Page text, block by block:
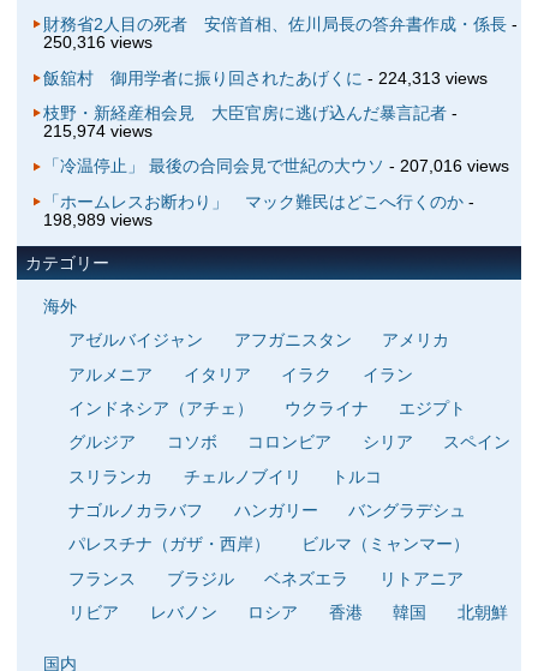
財務省2人目の死者 安倍首相、佐川局長の答弁書作成・係長-
250,316 views
飯舘村 御用学者に振り回されたあげくに - 224,313 views
枝野・新経産相会見 大臣官房に逃げ込んだ暴言記者-
215,974 views
「冷温停止」 最後の合同会見で世紀の大ウソ - 207,016 views
「ホームレスお断わり」 マック難民はどこへ行くのか-
198,989 views
カテゴリー
海外
アゼルバイジャン
アフガニスタン
アメリカ
アルメニア
イタリア イラク
イラン
インドネシア（アチェ）
ウクライナ
エジプト
グルジア
コソボ コロンビア シリア
スペイン
スリランカ
チェルノブイリ
トルコ
ナゴルノカラバフ
ハンガリー
バングラデシュ
パレスチナ（ガザ・西岸）
ビルマ（ミャンマー）
フランス
ブラジル ベネズエラ
リトアニア
リビア
レバノン ロシア 香港 韓国 北朝鮮
国内